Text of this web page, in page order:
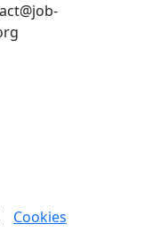
Cookies